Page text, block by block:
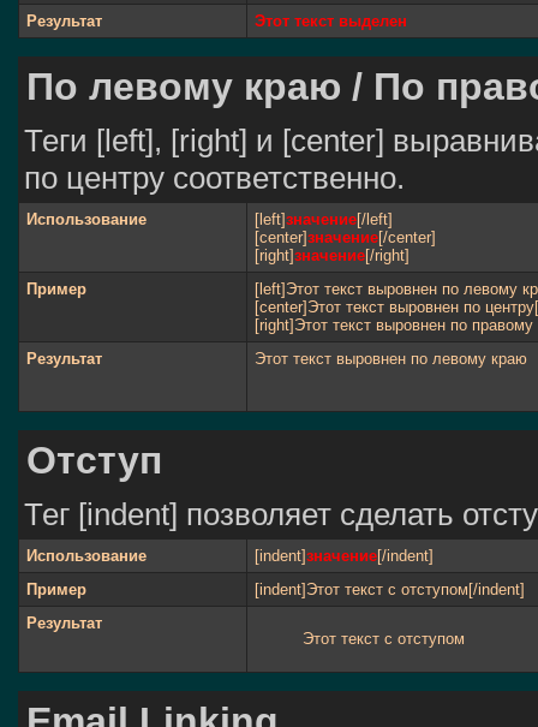
Результат
Этот текст выделен
По левому краю / По
Теги [left], [right] и [center]
по центру соответственно.
Использование [left]значение[/left]
[center]значение[/center]
[right]значение[/right]
Пример
[left]Этот текст выровнен по левому
[center]Этот текст выровнен по
[right]Этот текст выровнен по
Результат
Этот текст выровнен по левому краю
Отступ
Тег [indent] позволяет сделать
Использование [indent]значение[/indent]
Пример
[indent]Этот текст с отступом[/indent]
Результат
Этот текст с отступом